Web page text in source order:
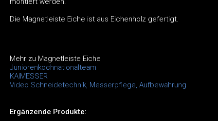
Die Magnetleiste Eiche ist aus Eichenholz gefertigt.
Mehr zu Magnetleiste Eiche
Juniorenkochnationalteam
KAIMESSER
Video Schneidetechnik, Messerpflege, Aufbewahrung
Ergänzende Produkte: